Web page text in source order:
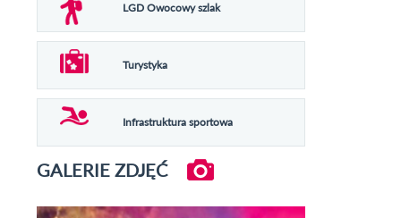
LGD Owocowy szlak
Turystyka
Infrastruktura sportowa
GALERIE ZDJĘĆ